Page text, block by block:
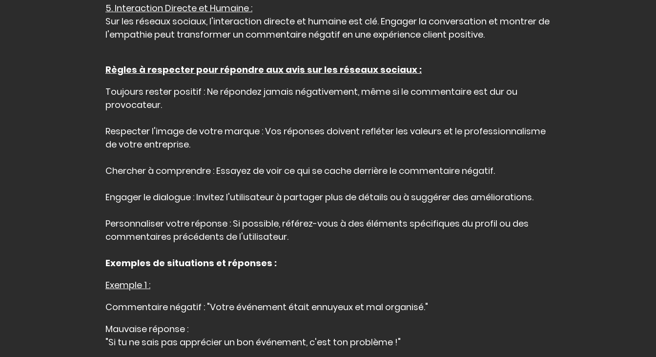
5. Interaction Directe et Humaine :
Sur les réseaux sociaux, l'interaction directe et humaine est clé. Engager la conversation et montrer de
l'empathie peut transformer un commentaire négatif en une expérience client positive.
Règles à respecter pour répondre aux avis sur les réseaux sociaux :
Toujours rester positif : Ne répondez jamais négativement, même si le commentaire est dur ou
provocateur.
Respecter l'image de votre marque : Vos réponses doivent refléter les valeurs et le professionnalisme
de votre entreprise.
Chercher à comprendre : Essayez de voir ce qui se cache derrière le commentaire négatif.
Engager le dialogue : Invitez l'utilisateur à partager plus de détails ou à suggérer des améliorations.
Personnaliser votre réponse : Si possible, référez-vous à des éléments spécifiques du profil ou des
commentaires précédents de l'utilisateur.
Exemples de situations et réponses :
Exemple 1 :
Commentaire négatif : "Votre événement était ennuyeux et mal organisé."
Mauvaise réponse :
"Si tu ne sais pas apprécier un bon événement, c'est ton problème !"